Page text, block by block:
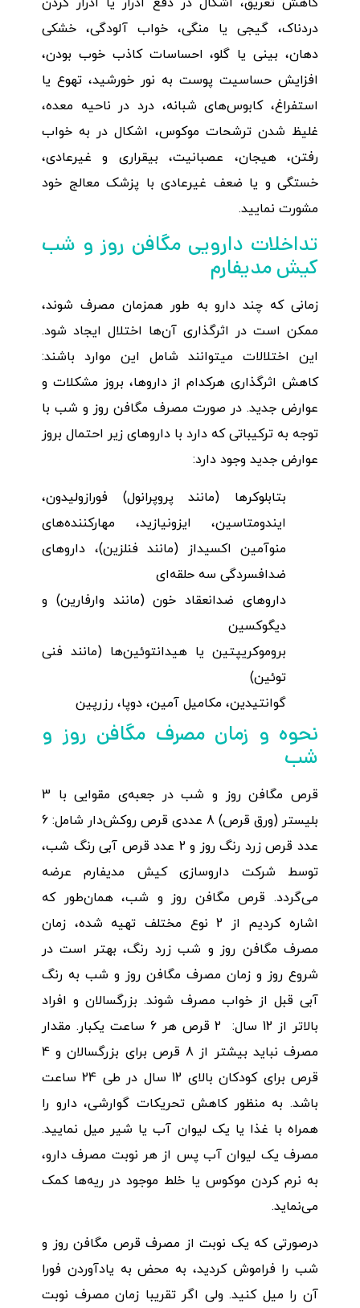
دردناک، گیجی یا منگی، خواب آلودگی، خشکی
دهان، بینی یا گلو، احساسات کاذب خوب بودن،
افزایش حساسیت پوست به نور خورشید، تهوع یا
استفراغ، کابوس‌های شبانه، درد در ناحیه معده،
غلیظ شدن ترشحات موکوس، اشکال در به خواب
رفتن، هیجان، عصبانیت، بیقراری و غیرعادی،
خستگی و یا ضعف غیرعادی با پزشک معالج خود
مشورت نمایید.
تداخلات دارویی مگافن روز و شب
کیش مدیفارم
زمانی که چند دارو به طور همزمان مصرف شوند،
ممکن است در اثرگذاری آن‌ها اختلال ایجاد شود.
این اختلالات می‎توانند شامل این موارد باشند:
کاهش اثرگذاری هرکدام از داروها، بروز مشکلات و
عوارض جدید. در صورت مصرف مگافن روز و شب با
توجه به ترکیباتی که دارد با داروهای زیر احتمال بروز
عوارض جدید وجود دارد:
بتابلوکرها (مانند پروپرانول) فورازولیدون،
ایندومتاسین، ایزونیازید، مهارکننده‌های
منوآمین اکسیداز (مانند فنلزین)، داروهای
ضدافسردگی سه حلقه‌ای
داروهای ضدانعقاد خون (مانند وارفارین) و
دیگوکسین
بروموکریپتین یا هیدانتوئین‌ها (مانند فنی
توئین)
گوانتیدین، مکامیل آمین، دوپا، رزرپین
نحوه و زمان مصرف مگافن روز و
شب
قرص مگافن روز و شب در جعبه‌ی مقوایی با 3
بلیستر (ورق قرص) 8 عددی قرص روکش‌دار شامل: 6
عدد قرص زرد رنگ روز و 2 عدد قرص آبی رنگ شب،
توسط شرکت داروسازی کیش مدیفارم عرضه
می‌گردد. قرص مگافن روز و شب، همان‌طور که
اشاره کردیم از 2 نوع مختلف تهیه شده، زمان
مصرف مگافن روز و شب زرد رنگ، بهتر است در
شروع روز و زمان مصرف مگافن روز و شب به رنگ
آبی قبل از خواب مصرف شوند. بزرگسالان و افراد
بالاتر از 12 سال: 2 قرص هر 6 ساعت یکبار. مقدار
مصرف نباید بیشتر از 8 قرص برای بزرگسالان و 4
قرص برای کودکان بالای 12 سال در طی 24 ساعت
باشد. به منظور کاهش تحریکات گوارشی، دارو را
همراه با غذا یا یک لیوان آب یا شیر میل نمایید.
مصرف یک لیوان آب پس از هر نوبت مصرف دارو،
به نرم کردن موکوس یا خلط موجود در ریه‌ها کمک
می‌نماید.
درصورتی که یک نوبت از مصرف قرص مگافن روز و
شب را فراموش کردید، به محض به یادآوردن فورا
آن را میل کنید. ولی اگر تقریبا زمان مصرف نوبت